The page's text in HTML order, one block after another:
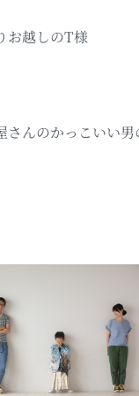
お越しのT様
さんのかっこいい男